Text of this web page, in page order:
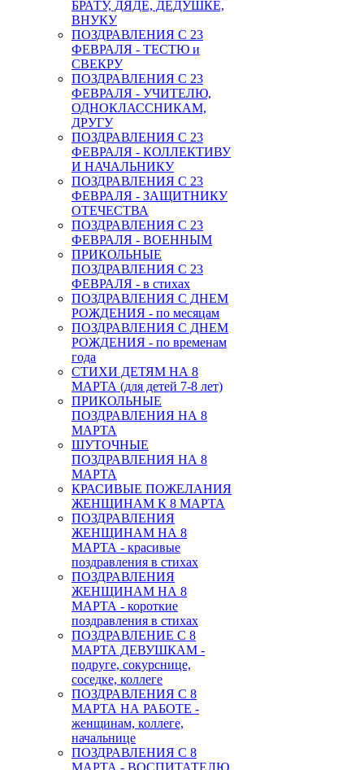
БРАТУ, ДЯДЕ, ДЕДУШКЕ,
ВНУКУ
ПОЗДРАВЛЕНИЯ С 23
ФЕВРАЛЯ - ТЕСТЮ и
СВЕКРУ
ПОЗДРАВЛЕНИЯ С 23
ФЕВРАЛЯ - УЧИТЕЛЮ,
ОДНОКЛАССНИКАМ,
ДРУГУ
ПОЗДРАВЛЕНИЯ С 23
ФЕВРАЛЯ - КОЛЛЕКТИВУ
И НАЧАЛЬНИКУ
ПОЗДРАВЛЕНИЯ С 23
ФЕВРАЛЯ - ЗАЩИТНИКУ
ОТЕЧЕСТВА
ПОЗДРАВЛЕНИЯ С 23
ФЕВРАЛЯ - ВОЕННЫМ
ПРИКОЛЬНЫЕ
ПОЗДРАВЛЕНИЯ С 23
ФЕВРАЛЯ - в стихах
ПОЗДРАВЛЕНИЯ С ДНЕМ
РОЖДЕНИЯ - по месяцам
ПОЗДРАВЛЕНИЯ С ДНЕМ
РОЖДЕНИЯ - по временам
года
СТИХИ ДЕТЯМ НА 8
МАРТА (для детей 7-8 лет)
ПРИКОЛЬНЫЕ
ПОЗДРАВЛЕНИЯ НА 8
МАРТА
ШУТОЧНЫЕ
ПОЗДРАВЛЕНИЯ НА 8
МАРТА
КРАСИВЫЕ ПОЖЕЛАНИЯ
ЖЕНЩИНАМ К 8 МАРТА
ПОЗДРАВЛЕНИЯ
ЖЕНЩИНАМ НА 8
МАРТА - красивые
поздравления в стихах
ПОЗДРАВЛЕНИЯ
ЖЕНЩИНАМ НА 8
МАРТА - короткие
поздравления в стихах
ПОЗДРАВЛЕНИЕ С 8
МАРТА ДЕВУШКАМ -
подруге, сокурснице,
соседке, коллеге
ПОЗДРАВЛЕНИЯ С 8
МАРТА НА РАБОТЕ -
женщинам, коллеге,
начальнице
ПОЗДРАВЛЕНИЯ С 8
МАРТА - ВОСПИТАТЕЛЮ,